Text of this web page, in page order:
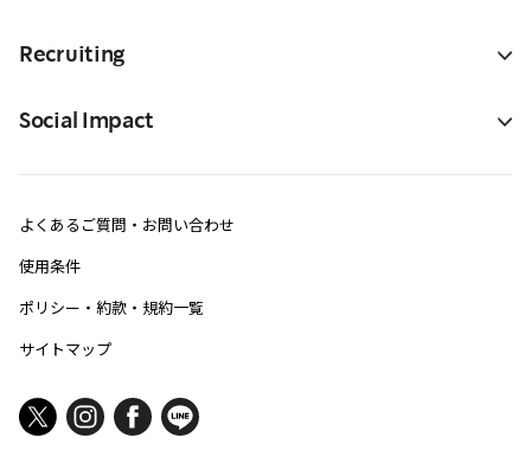
Recruiting
Social Impact
よくあるご質問・お問い合わせ
使用条件
ポリシー・約款・規約一覧
サイトマップ